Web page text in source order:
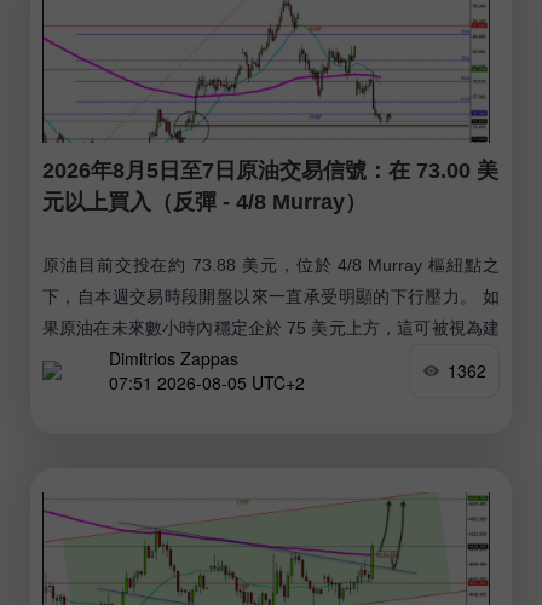
2026年8月5日至7日原油交易信號：在 73.00 美
元以上買入（反彈 - 4/8 Murray）
原油目前交投在約 73.88 美元，位於 4/8 Murray 樞紐點之
下，自本週交易時段開盤以來一直承受明顯的下行壓力。 如
果原油在未來數小時內穩定企於 75 美元上方，這可被視為建
立多頭部位的機會，預期在接下來幾天有望上探接近 80 美元
整數心理關口附近的 200 日移動平均線。
Dimitrios Zappas
07:51 2026-08-05 UTC+2
1362